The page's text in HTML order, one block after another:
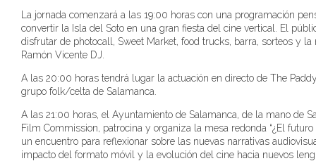
La jornada comenzará a las 19:00 horas con una programación
convertir la Isla del Soto en una gran fiesta del cine vertical. El
disfrutar de photocall, Sweet Market, food trucks, barra, sorteos y la
Ramón Vicente DJ.
A las 20:00 horas tendrá lugar la actuación en directo de The
grupo folk/celta de Salamanca.
A las 21:00 horas, el Ayuntamiento de Salamanca, de la mano de
Film Commission, patrocina y organiza la mesa redonda “¿El futuro
un encuentro para reflexionar sobre las nuevas narrativas
impacto del formato móvil y la evolución del cine hacia nuevos